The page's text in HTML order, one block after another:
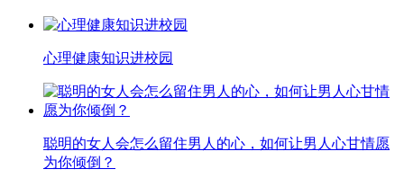
心理健康知识进校园
聪明的女人会怎么留住男人的心，如何让男人心甘情愿
为你倾倒？